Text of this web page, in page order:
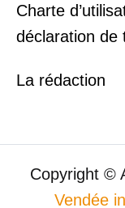
Charte
déclaration de
La rédaction
Copyright ©
Vendée